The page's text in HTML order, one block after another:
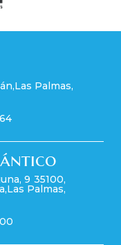
,Las Palmas,
9 35100,
,Las Palmas,